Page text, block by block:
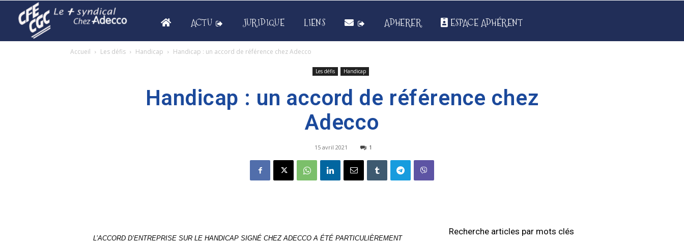
ACTU JURIDIQUE LIENS ADHERER ESPACE ADHÉRENT
Accueil Les défis Handicap Handicap : un accord de référence chez Adecco
Les défis Handicap
Handicap : un accord de référence chez
Adecco
15 avril 2021 1
L’ACCORD D’ENTREPRISE SUR LE HANDICAP SIGNÉ CHEZ ADECCO A ÉTÉ PARTICULIÈREMENT
Recherche articles par mots clés